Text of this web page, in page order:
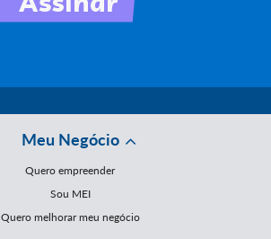
Meu Negócio
Quero empreender
Sou MEI
Quero melhorar meu negócio